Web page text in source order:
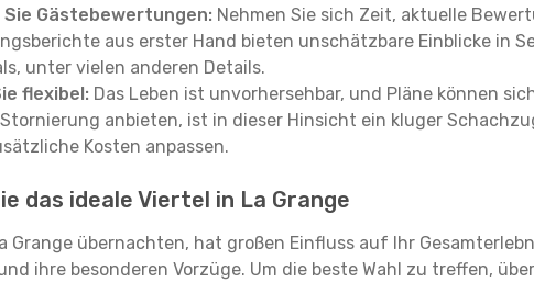
Sie Gästebewertungen: Nehmen Sie sich Zeit, aktuelle
aus erster Hand bieten unschätzbare Einblicke in
unter vielen anderen Details.
flexibel: Das Leben ist unvorhersehbar, und Pläne können
anbieten, ist in dieser Hinsicht ein kluger
Kosten anpassen.
das ideale Viertel in La Grange
Grange übernachten, hat großen Einfluss auf Ihr
ihre besonderen Vorzüge. Um die beste Wahl zu treffen,